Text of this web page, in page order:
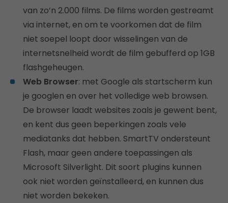
van zo’n 2.000 films. De films worden gestreamt
via internet, en om te voorkomen dat de film
niet soepel loopt door wisselingen van de
internetsnelheid wordt de film gebufferd op 1GB
flashgeheugen.
Web Browser: met Google als startscherm kun
je googlen en over het volledige web browsen.
De browser laadt websites zoals je gewent bent,
en kent dus geen beperkingen zoals vele
mediatanks dat hebben. SmartTV ondersteunt
Flash, maar geen andere toepassingen als
Microsoft Silverlight. Dit soort plugins kunnen
ook niet worden geïnstalleerd, en kunnen dus
niet worden bekeken.